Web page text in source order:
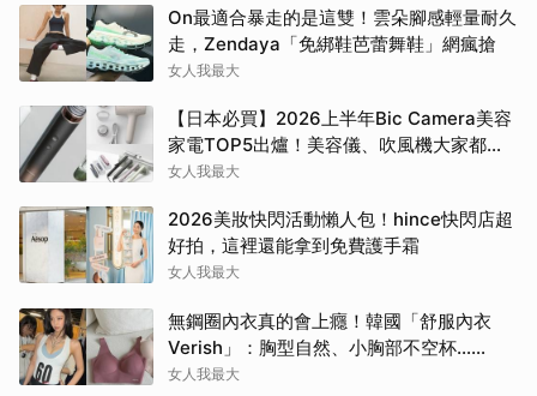
On最適合暴走的是這雙！雲朵腳感輕量耐久
走，Zendaya「免綁鞋芭蕾舞鞋」網瘋搶
女人我最大
【日本必買】2026上半年Bic Camera美容
家電TOP5出爐！美容儀、吹風機大家都搶
這幾款
女人我最大
2026美妝快閃活動懶人包！hince快閃店超
好拍，這裡還能拿到免費護手霜
女人我最大
無鋼圈內衣真的會上癮！韓國「舒服內衣
Verish」：胸型自然、小胸部不空杯…
Jennie也包色穿
女人我最大